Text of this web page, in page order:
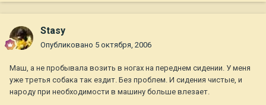
Stasy
Опубликовано 5 октября, 2006
Маш, а не пробывала возить в ногах на переднем сидении. У меня
уже третья собака так ездит. Без проблем. И сидения чистые, и
народу при необходимости в машину больше влезает.